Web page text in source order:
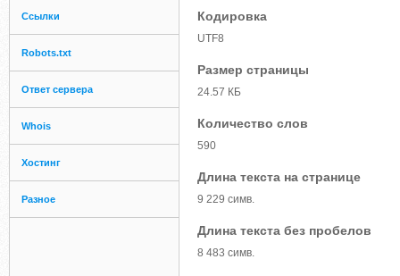
Ссылки
Robots.txt
Ответ сервера
Whois
Хостинг
Разное
Кодировка
UTF8
Размер страницы
24.57 КБ
Количество слов
590
Длина текста на странице
9 229 симв.
Длина текста без пробелов
8 483 симв.